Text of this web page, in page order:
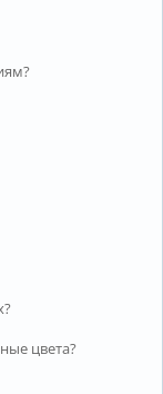
цвета?